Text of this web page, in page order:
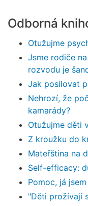
Odborná
Otužujme
Jsme rodiče
rozvodu je
Jak posilovat
Nehrozí, že
kamarády?
Otužujme děti
Z kroužku do
Mateřština na
Self-efficacy:
Pomoc, já
"Děti prožívají